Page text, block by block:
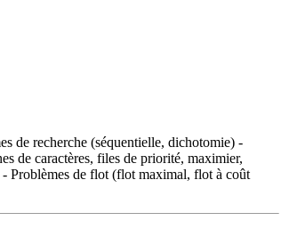
de recherche (séquentielle, dichotomie) -
de caractères, files de priorité, maximier,
Problèmes de flot (flot maximal, flot à coût